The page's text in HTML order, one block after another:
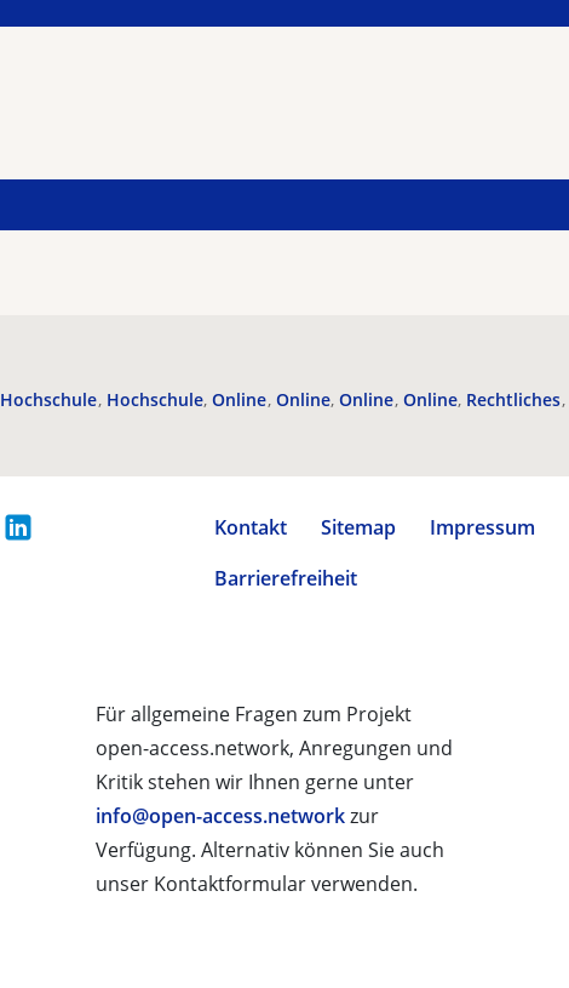
Hochschule Hochschule Online Online Online Online Rechtliches
Kontakt Sitemap Impressum
Barrierefreiheit
Für allgemeine Fragen zum Projekt
open-access.network, Anregungen und
Kritik stehen wir Ihnen gerne unter
info@open-access.networkzur
Verfügung. Alternativ können Sie auch
unser Kontaktformular verwenden.